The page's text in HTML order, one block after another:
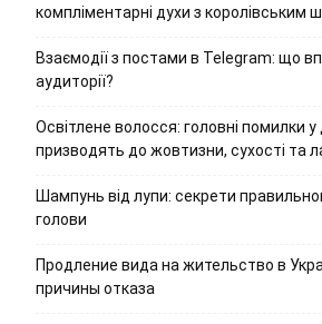
компліментарні духи з королівським
Взаємодії з постами в Telegram: що
аудиторії?
Освітлене волосся: головні помилки у
призводять до жовтизни, сухості та
Шампунь від лупи: секрети
голови
Продление вида на жительство в
причины отказа